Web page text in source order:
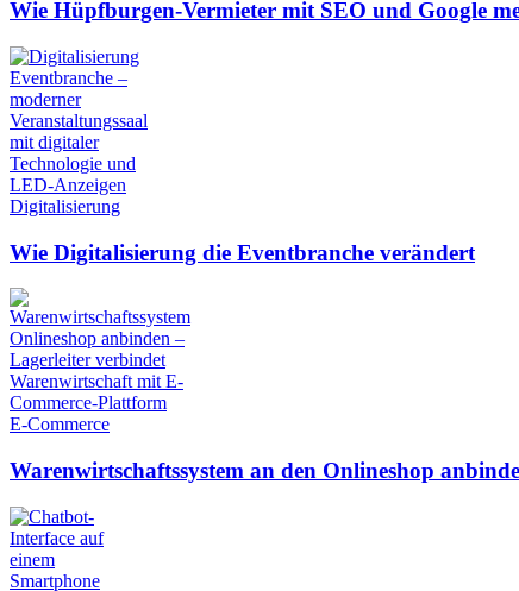
Wie Hüpfburgen-Vermieter mit SEO und Google
Digitalisierung
Wie Digitalisierung die Eventbranche verändert
E-Commerce
Warenwirtschaftssystem an den Onlineshop